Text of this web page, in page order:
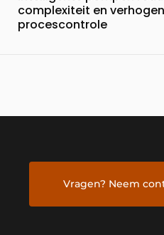
complexiteit en verhogen
procescontrole
Vragen? Neem